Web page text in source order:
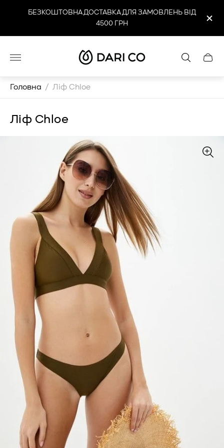
БЕЗКОШТОВНА ДОСТАВКА ДЛЯ ЗАМОВЛЕНЬ ВІД
4500 ГРН
Логотип
магазину"
Cart
Головна / Ліф Chloe
Ліф Chloe